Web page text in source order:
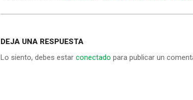
DEJA UNA RESPUESTA
Lo siento, debes estarconectado para publicar un